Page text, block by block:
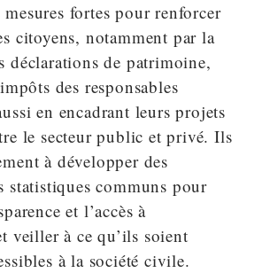
fortes pour renforcer
citoyens, notamment par la
déclarations de patrimoine,
des responsables
en encadrant leurs projets
le secteur public et privé. Ils
à développer des
statistiques communs pour
et l’accès à
veiller à ce qu’ils soient
à la société civile.